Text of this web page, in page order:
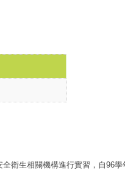
衛生相關機構進行實習，自96學